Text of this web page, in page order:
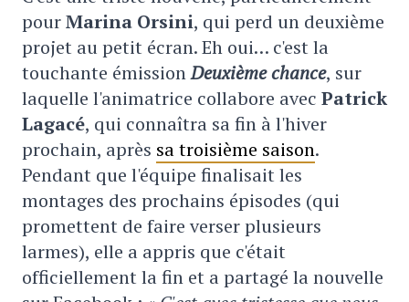
pourMarina Orsini, qui perd un deuxième
projet au petit écran. Eh oui… c'est la
touchante émissionDeuxième chance, sur
laquelle l'animatrice collabore avec Patrick
Lagacé, qui connaîtra sa fin à l'hiver
prochain, après sa troisième saison.
Pendant que l'équipe finalisait les
montages des prochains épisodes (qui
promettent de faire verser plusieurs
larmes), elle a appris que c'était
officiellement la fin et a partagé la nouvelle